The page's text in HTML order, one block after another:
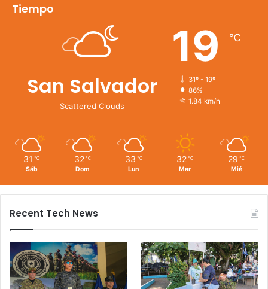
Tiempo
San Salvador
Scattered Clouds
19 ℃
31º - 19º
86%
1.84 km/h
31 ℃
Sáb
32 ℃
Dom
33 ℃
Lun
32 ℃
Mar
29 ℃
Mié
Recent Tech News